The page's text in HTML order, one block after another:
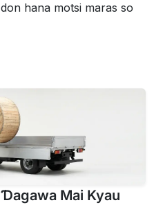
hana motsi maras so
Mai Kyau